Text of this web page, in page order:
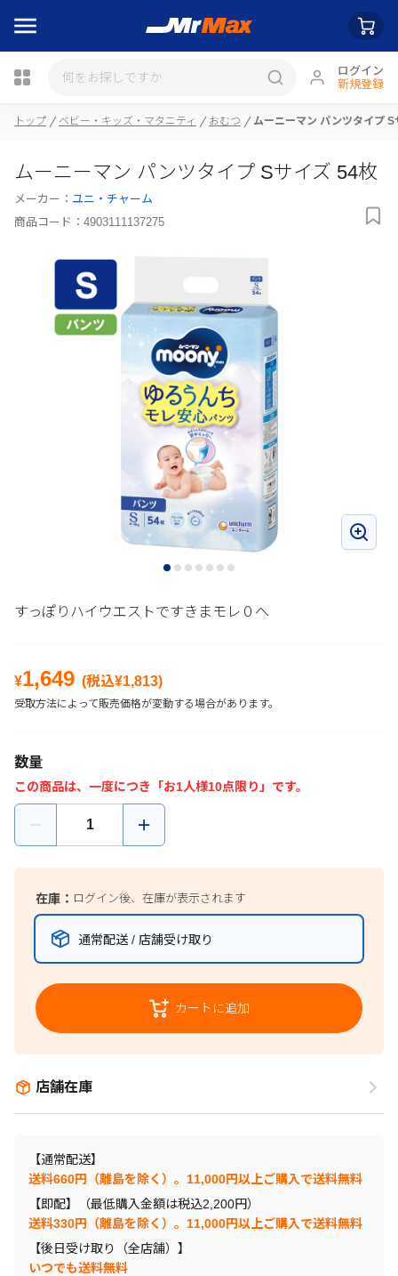
ログイン
新規登録
瓶詰
トップ ベビー・キッズ・マタニティ おむつ ムーニーマン パンツタイプ S
ムーニーマン パンツタイプ Sサイズ 54枚
メーカー： ユニ・チャーム
商品コード： 4903111137275
すっぽりハイウエストですきまモレ０へ
¥1,649 (税込¥1,813)
受取方法によって販売価格が変動する場合があります。
数量
この商品は、一度につき「お1人様10点限り」です。
在庫： ログイン後、在庫が表示されます
通常配送 / 店舗受け取り
カートに追加
店舗在庫
【通常配送】
送料660円（離島を除く）。11,000円以上ご購入で送料無料
【即配】（最低購入金額は税込2,200円）
送料330円（離島を除く）。11,000円以上ご購入で送料無料
【後日受け取り（全店舗）】
いつでも送料無料